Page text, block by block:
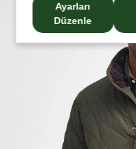
Ayarları
Düzenle